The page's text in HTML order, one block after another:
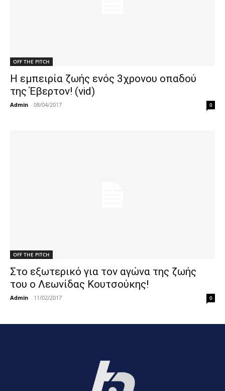
OFF THE PITCH
Η εμπειρία ζωής ενός 3χρονου οπαδού
της Έβερτον! (vid)
Admin - 08/04/2017 0
OFF THE PITCH
Στο εξωτερικό για τον αγώνα της ζωής
του ο Λεωνίδας Κουτσούκης!
Admin - 11/02/2017 0